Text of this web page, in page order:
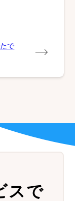
で
スで